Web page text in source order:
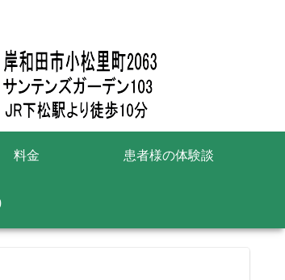
料金 患者様の体験談